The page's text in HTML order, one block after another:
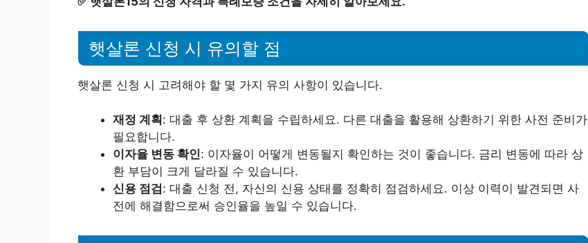
햇살론 신청 시 유의할 점
햇살론 신청 시 고려해야 할 몇 가지 유의 사항이 있습니다.
재정 계획 : 대출 후 상환 계획을 수립하세요. 다른 대출을 활용해 상환하기 위한 사전 준비가
필요합니다.
이자율 변동 확인: 이자율이 어떻게 변동될지 확인하는 것이 좋습니다. 금리 변동에 따라 상
환 부담이 크게 달라질 수 있습니다.
신용 점검 : 대출 신청 전, 자신의 신용 상태를 정확히 점검하세요. 이상 이력이 발견되면 사
전에 해결함으로써 승인율을 높일 수 있습니다.